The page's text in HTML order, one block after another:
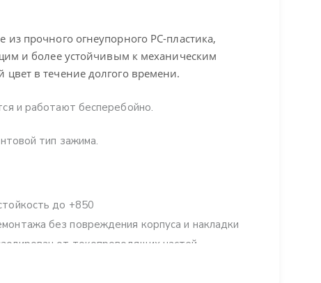
прочного огнеупорного PC-пластика,
и более устойчивым к механическим
в течение долгого времени.
и работают бесперебойно.
тип зажима.
до +850
без повреждения корпуса и накладки
от токопроводящих частей